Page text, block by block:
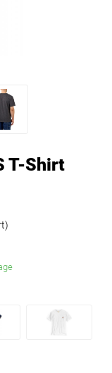
T-Shirt